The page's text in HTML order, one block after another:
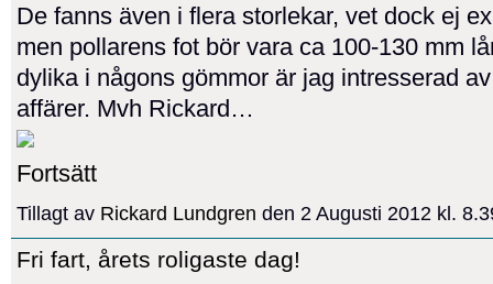
De fanns även i flera storlekar, vet dock ej
men pollarens fot bör vara ca 100-130 mm
dylika i någons gömmor är jag intresserad
affärer. Mvh Rickard…
Fortsätt
Tillagt av Rickard Lundgren den 2 Augusti 2012 kl.
Fri fart, årets roligaste dag!